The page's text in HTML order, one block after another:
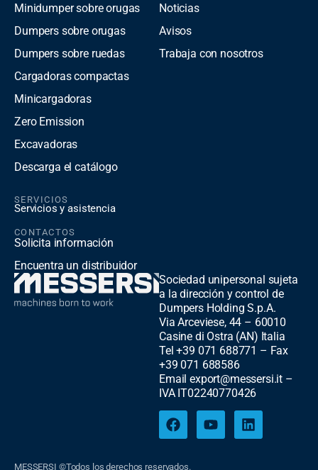
Sociedad unipersonal sujeta
a la dirección y control de
Dumpers Holding S.p.A.
Via Arceviese, 44 – 60010
Casine di Ostra (AN) Italia
Tel +39 071 688771 – Fax
+39 071 688586
Email export@messersi.it –
IVA IT02240770426
Minidumper sobre orugas
Dumpers sobre orugas
Dumpers sobre ruedas
Cargadoras compactas
Minicargadoras
Zero Emission
Excavadoras
Descarga el catálogo
Noticias
Avisos
Trabaja con nosotros
SERVICIOS
Servicios y asistencia
CONTACTOS
Solicita información
Encuentra un distribuidor
MESSERSI ©Todos los derechos reservados.